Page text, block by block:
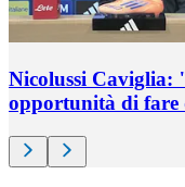
Nicolussi Caviglia:
opportunità di fare